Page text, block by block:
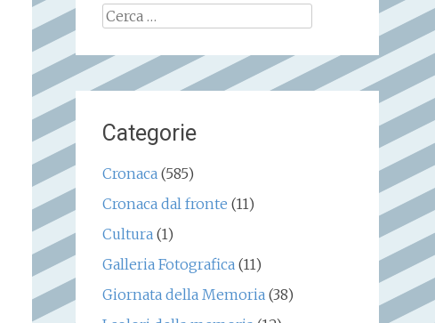
Ricerca
Categorie
Cronaca(585)
Cronaca dal fronte (11)
Cultura(1)
Galleria Fotografica(11)
Giornata della Memoria(38)